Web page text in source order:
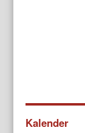
Kalender